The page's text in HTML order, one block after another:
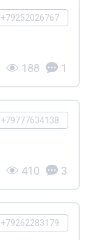
+79252026767
188 1
+79777634138
410 3
+79262283179